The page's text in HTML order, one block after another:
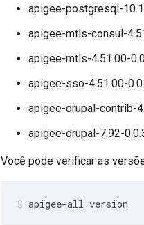
apigee-postgresql-
apigee-mtls-consul-
apigee-mtls-4.51.00-
apigee-sso-4.51.00-
apigee-drupal-contrib-
apigee-drupal-7.92-
Você pode verificar as
apigee-all version